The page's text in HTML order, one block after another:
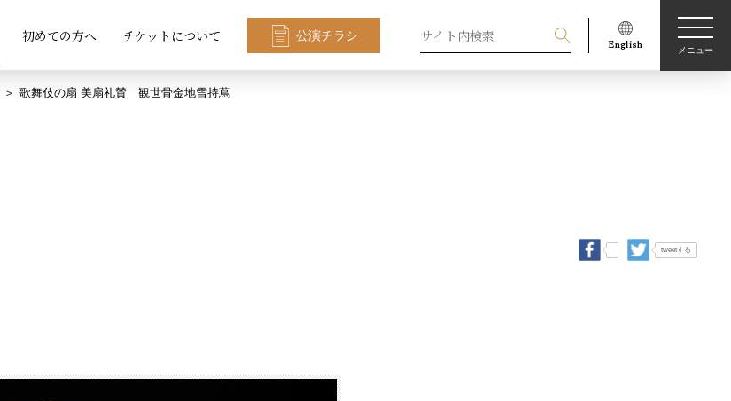
初めての方へ チケットについて 公演チラシ
メニュー
歌舞伎の扇 美扇礼賛 観世骨金地雪持蔦
tweetする